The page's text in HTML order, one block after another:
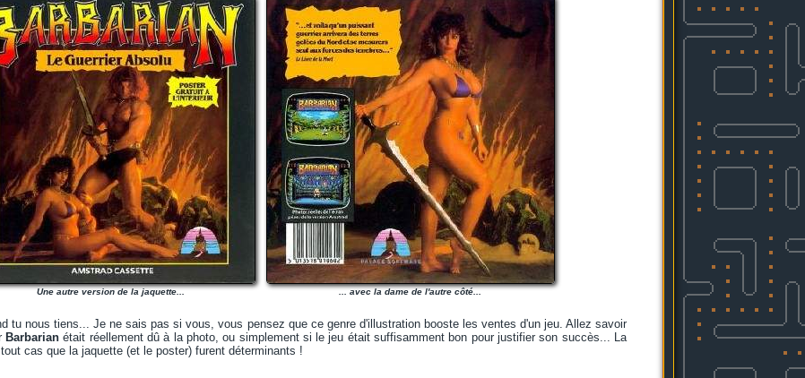
Une autre version de la jaquette... ... avec la dame de l'autre côté...
tu nous tiens... Je ne sais pas si vous, vous pensez que ce genre d'illustration booste les ventes d'un jeu. Allez savoir
Barbarianétait réellement dû à la photo, ou simplement si le jeu était suffisamment bon pour justifier son succès... La
cas que la jaquette (et le poster) furent déterminants !